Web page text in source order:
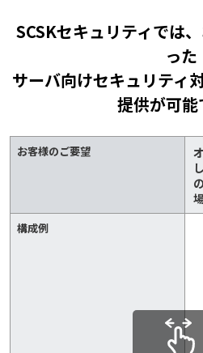
SCSKセキュリティでは
った
サーバ向けセキュリティ
提供が可能
お客様のご要望
構成例